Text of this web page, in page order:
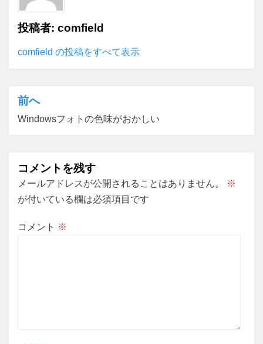
投稿者: comfield
comfield の投稿をすべて表示
投
稿
ビ
ゲ
ー
シ
前へ
Windowsフォトの色味がおかしい
コメントを残す
メールアドレスが公開されることはありません。
※
が付いている欄は必須項目です
コメント ※